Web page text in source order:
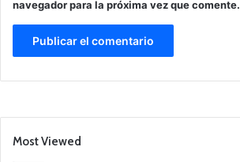
navegador para la próxima vez que comente.
Most Viewed